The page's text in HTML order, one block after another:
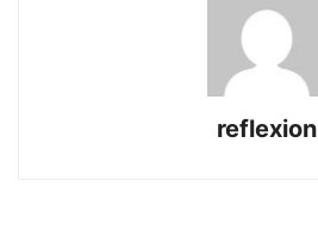
reflexion